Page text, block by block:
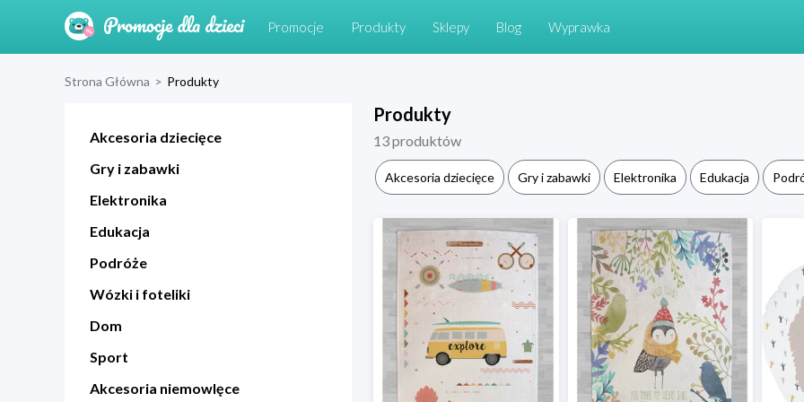
Promocje Produkty Sklepy Blog Wyprawka
Strona Główna > Produkty
Akcesoria dziecięce
Gry i zabawki
Elektronika
Edukacja
Podróże
Wózki i foteliki
Dom
Sport
Akcesoria niemowlęce
Produkty
13produktów
Akcesoria dziecięce Gry i zabawki Elektronika Edukacja